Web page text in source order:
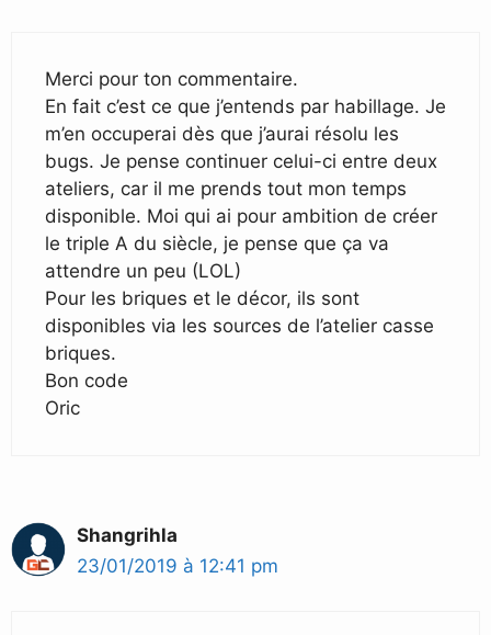
Merci pour ton commentaire.
En fait c’est ce que j’entends par habillage. Je
m’en occuperai dès que j’aurai résolu les
bugs. Je pense continuer celui-ci entre deux
ateliers, car il me prends tout mon temps
disponible. Moi qui ai pour ambition de créer
le triple A du siècle, je pense que ça va
attendre un peu (LOL)
Pour les briques et le décor, ils sont
disponibles via les sources de l’atelier casse
briques.
Bon code
Oric
Shangrihla
23/01/2019 à 12:41 pm